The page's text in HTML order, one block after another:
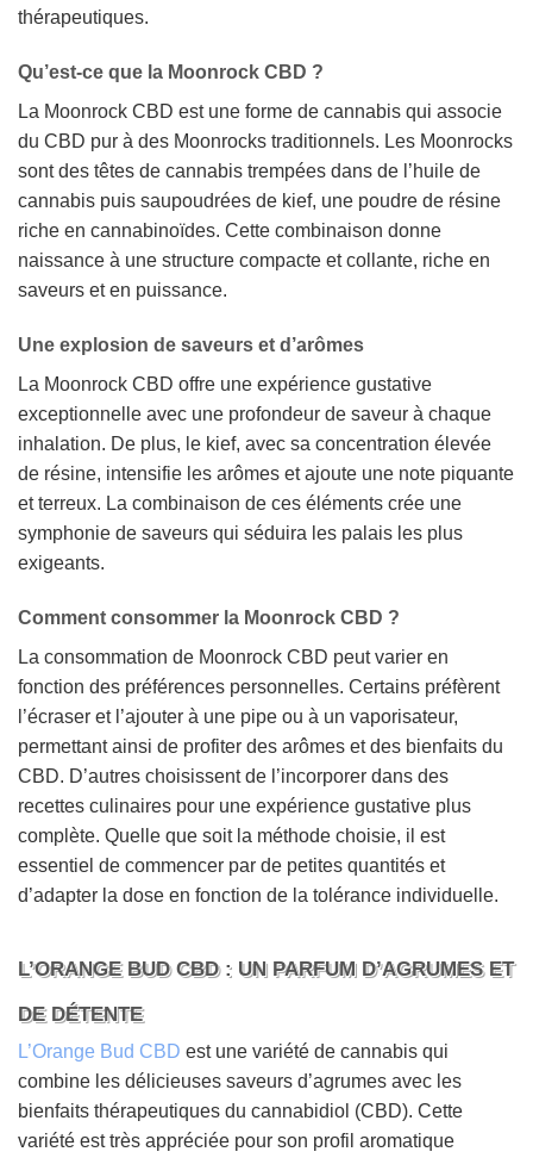
thérapeutiques.
Qu’est-ce que la Moonrock CBD ?
La Moonrock CBD est une forme de cannabis qui associe
du CBD pur à des Moonrocks traditionnels. Les Moonrocks
sont des têtes de cannabis trempées dans de l’huile de
cannabis puis saupoudrées de kief, une poudre de résine
riche en cannabinoïdes. Cette combinaison donne
naissance à une structure compacte et collante, riche en
saveurs et en puissance.
Une explosion de saveurs et d’arômes
La Moonrock CBD offre une expérience gustative
exceptionnelle avec une profondeur de saveur à chaque
inhalation. De plus, le kief, avec sa concentration élevée
de résine, intensifie les arômes et ajoute une note piquante
et terreux. La combinaison de ces éléments crée une
symphonie de saveurs qui séduira les palais les plus
exigeants.
Comment consommer la Moonrock CBD ?
La consommation de Moonrock CBD peut varier en
fonction des préférences personnelles. Certains préfèrent
l’écraser et l’ajouter à une pipe ou à un vaporisateur,
permettant ainsi de profiter des arômes et des bienfaits du
CBD. D’autres choisissent de l’incorporer dans des
recettes culinaires pour une expérience gustative plus
complète. Quelle que soit la méthode choisie, il est
essentiel de commencer par de petites quantités et
d’adapter la dose en fonction de la tolérance individuelle.
L’ORANGE BUD CBD : UN PARFUM D’AGRUMES ET
DE DÉTENTE
L’Orange Bud CBD est une variété de cannabis qui
combine les délicieuses saveurs d’agrumes avec les
bienfaits thérapeutiques du cannabidiol (CBD). Cette
variété est très appréciée pour son profil aromatique